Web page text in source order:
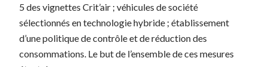
5 des vignettes Crit’air ; véhicules de société
sélectionnés en technologie hybride ; établissement
d’une politique de contrôle et de réduction des
consommations. Le but de l’ensemble de ces mesures